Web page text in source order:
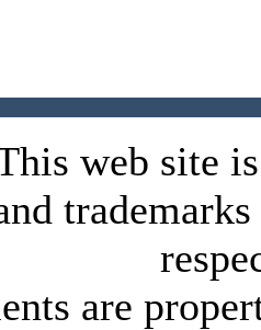
web site
are